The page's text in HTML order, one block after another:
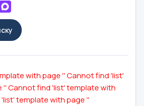
with page ''Cannot find 'list'
''Cannot find 'list' template with
template with page ''